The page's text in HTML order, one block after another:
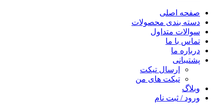
صفحه اصلی
دسته بندی محصولات
سوالات متداول
تماس با ما
درباره ما
پشتیبانی
ارسال تیکت
تیکت های من
وبلاگ
ورود / ثبت نام